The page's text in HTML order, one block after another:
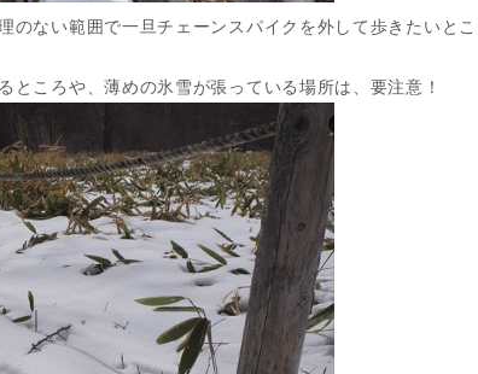
ない範囲で一旦チェーンスパイクを外して歩きたいとこ
ころや、薄めの氷雪が張っている場所は、要注意！